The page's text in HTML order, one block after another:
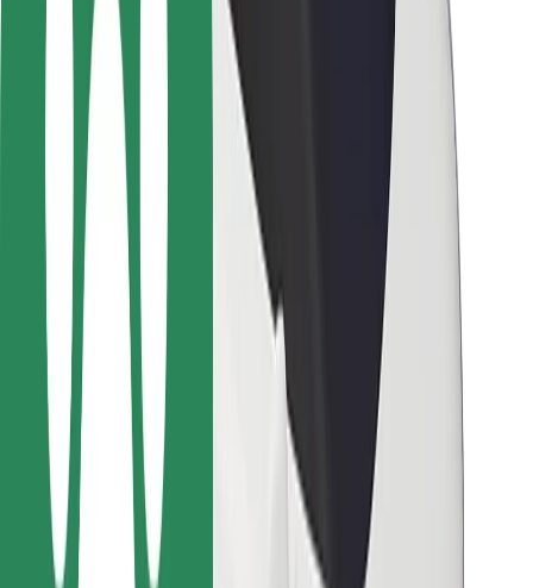
Для водіїв
Для кур'єрів
Доставка Bolt Food
Для власників автопарків
Для ресторанів
Bolt for Business
Інше
Постачальникам
Правила та Умови
Файли ку́кі
Безпека
Замовляй поїздку за лічені хвилини!
Завантажити застосунок Bolt